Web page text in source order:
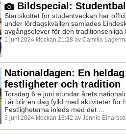
Bildspecial:
Startskottet för studentveckan har
under lördagskvällen samlades
avgångselever för den traditionsenliga
1 juni 2024 klockan 21:28 av Camilla
Nationaldagen: En
festligheter och tradition
Torsdag 6:e juni stundar årets
i år blir en dag fylld med aktiviteter för
Festligheterna inleds med det ...
3 juni 2024 klockan 13:42 av Jennie